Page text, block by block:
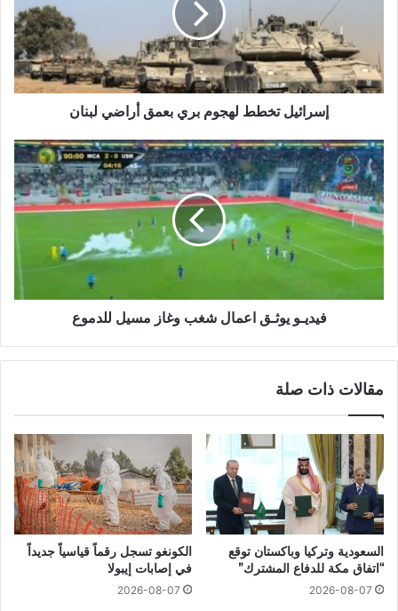
إسرائيل تخطط لهجوم بري بعمق أراضي لبنان
فيديـو يوثـق اعمال شغب وغاز مسيل للدموع
مقالات ذات صلة
السعودية وتركيا وباكستان توقع
“اتفاق مكة للدفاع المشترك”
2026-08-07
الكونغو تسجل رقماً قياسياً جديداً
في إصابات إيبولا
2026-08-07